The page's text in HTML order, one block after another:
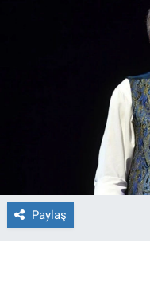
Paylaş
Ege'den Esintiler
Ekonomi
Forum